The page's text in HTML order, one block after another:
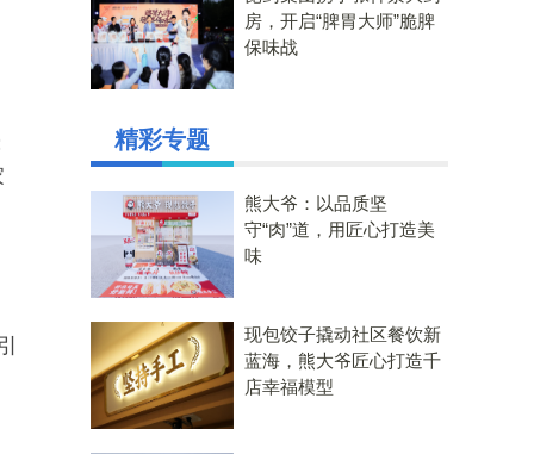
房，开启“脾胃大师”脆脾
保味战
精彩专题
熊大爷：以品质坚
守“肉”道，用匠心打造美
味
现包饺子撬动社区餐饮新
蓝海，熊大爷匠心打造千
店幸福模型